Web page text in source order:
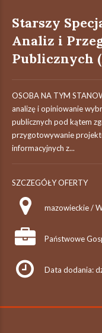
Starszy
Analiz i
Publicznych
OSOBA NA TYM
analizę i opiniowanie
publicznych pod kątem
przygotowywanie
informacyjnych z...
SZCZEGÓŁY OFERTY
mazowieckie /
Państwowe
Data dodania: